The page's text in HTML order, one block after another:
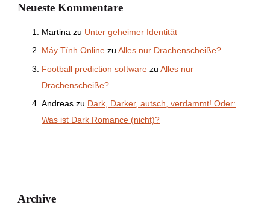
Neueste Kommentare
Martina zu Unter geheimer Identität
Máy Tính Online zuAlles nur Drachenscheiße?
Football prediction software zuAlles nur
Drachenscheiße?
Andreas zu Dark, Darker, autsch, verdammt! Oder:
Was ist Dark Romance (nicht)?
Archive